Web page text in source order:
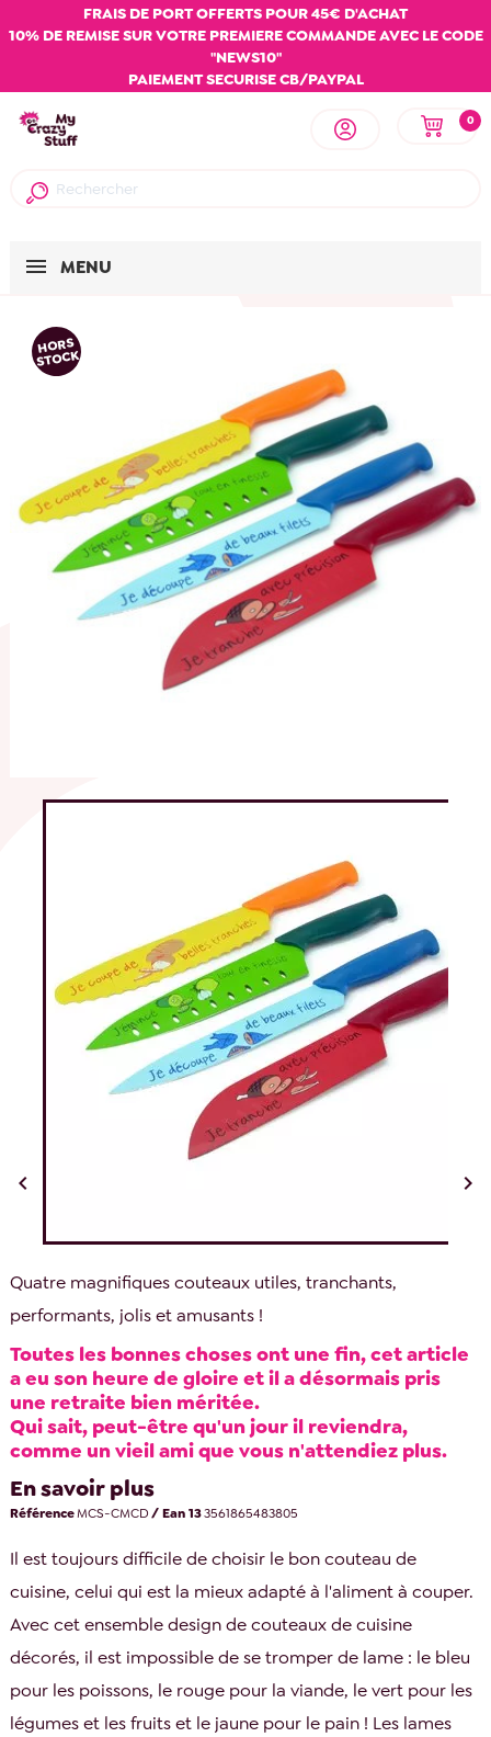
FRAIS DE PORT OFFERTS POUR 45€ D'ACHAT
10% DE REMISE SUR VOTRE PREMIERE COMMANDE AVEC LE CODE
"NEWS10"
PAIEMENT SECURISE CB/PAYPAL
0
MENU
HORS
STOCK
 
Quatre magnifiques couteaux utiles, tranchants,
performants, jolis et amusants !
Toutes les bonnes choses ont une fin, cet article
a eu son heure de gloire et il a désormais pris
une retraite bien méritée.
Qui sait, peut-être qu'un jour il reviendra,
comme un vieil ami que vous n'attendiez plus.
En savoir plus
RéférenceMCS-CMCD / Ean 133561865483805
Il est toujours difficile de choisir le bon couteau de
cuisine, celui qui est la mieux adapté à l'aliment à couper.
Avec cet ensemble design de couteaux de cuisine
décorés, il est impossible de se tromper de lame : le bleu
pour les poissons, le rouge pour la viande, le vert pour les
légumes et les fruits et le jaune pour le pain ! Les lames